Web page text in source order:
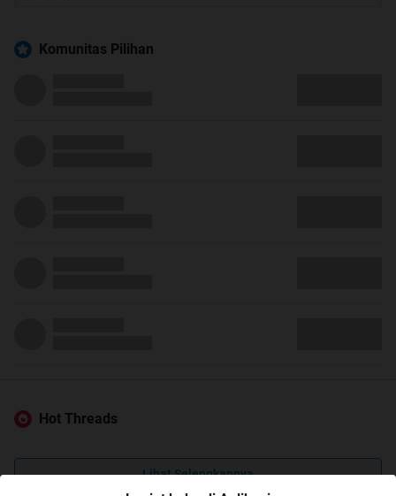
Komunitas Pilihan
Hot Threads
Lihat Selengkapnya